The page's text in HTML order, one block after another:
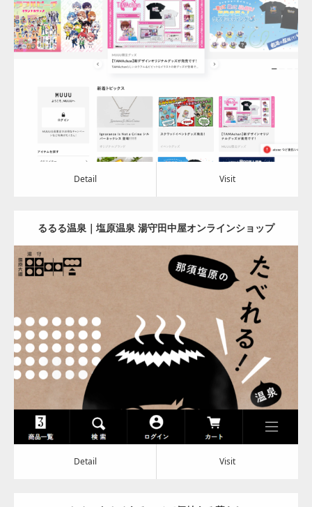
Update:2023.09.29
Category:その他
Detail Visit
るるる温泉｜塩原温泉 湯守田中屋オンラインショップ
Update:
2022.12.07
Category:その他
Detail Visit
Detail Visit